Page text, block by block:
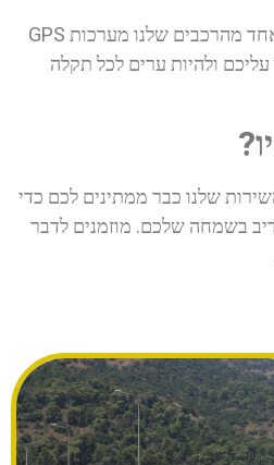
כמו כן תוכלו למצוא על כל אחד מהרכבים שלנו מערכות GPS
ולהיות ערים לכל תקלה
שלנו כבר ממתינים לכם כדי
בשמחה שלכם. מוזמנים לדבר